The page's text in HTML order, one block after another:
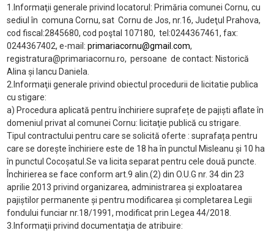
1.Informaţii generale privind locatorul: Primăria comunei Cornu, cu
sediul în comuna Cornu, sat Cornu de Jos, nr.16, Judeţul Prahova,
cod fiscal:2845680, cod poştal 107180, tel:0244367461, fax:
0244367402, e-mail: primariacornu@gmail.com,
registratura@primariacornu.ro, persoane de contact: Nistorică
Alina și Iancu Daniela.
2.Informaţii generale privind obiectul procedurii de licitatie publica
cu stigare:
a) Procedura aplicată pentru închiriere suprafețe de pajiști aflate în
domeniul privat al comunei Cornu: licitaţie publică cu strigare.
Tipul contractului pentru care se solicită oferte : suprafața pentru
care se dorește închiriere este de 18 ha în punctul Misleanu și 10 ha
în punctul Cocoșatul.Se va licita separat pentru cele două puncte.
Închirierea se face conform art.9 alin.(2) din O.U.G nr. 34 din 23
aprilie 2013 privind organizarea, administrarea și exploatarea
pajiștilor permanente și pentru modificarea și completarea Legii
fondului funciar nr.18/1991, modificat prin Legea 44/2018.
3.Informaţii privind documentaţia de atribuire: